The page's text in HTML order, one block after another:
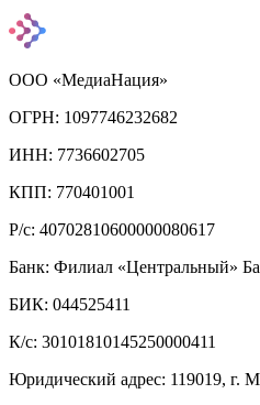
ООО «МедиаНация»
ОГРН: 1097746232682
ИНН: 7736602705
КПП: 770401001
Р/с: 40702810600000080617
Банк: Филиал «Центральный»
БИК: 044525411
К/с: 30101810145250000411
Юридический адрес: 119019, г.